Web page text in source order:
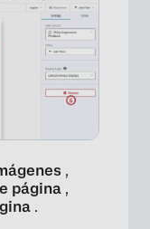
×
,
página ,
.